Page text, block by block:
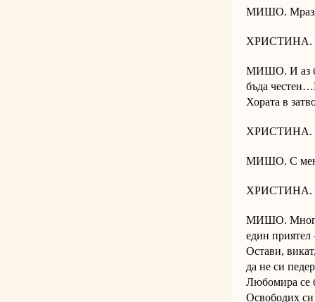
МИШО. Мразя
ХРИСТИНА.
МИШО. И аз
бъда
Хората в
ХРИСТИНА.
МИШО. С
ХРИСТИНА.
МИШО. Много
един приятел
Остави,
да не си
Любомира се
Освободих